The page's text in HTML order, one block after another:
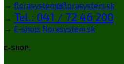
→ florasystem@florasystem.sk
→ Tel.: 041 / 72 46 200
→ E-shop: florasystem.sk
E-SHOP: